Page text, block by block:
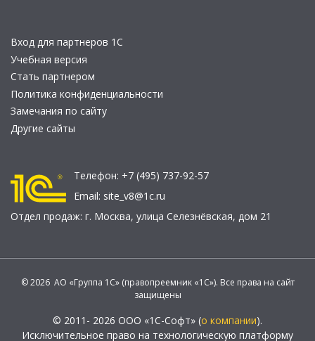
Вход для партнеров 1С
Учебная версия
Стать партнером
Политика конфиденциальности
Замечания по сайту
Другие сайты
Телефон: +7 (495) 737-92-57
Email: site_v8@1c.ru
Отдел продаж: г. Москва, улица Селезнёвская, дом 21
© 2026 АО «Группа 1С» (правопреемник «1С»). Все права на сайт
защищены
© 2011- 2026 ООО «1С-Софт» (о компании).
Исключительное право на технологическую платформу